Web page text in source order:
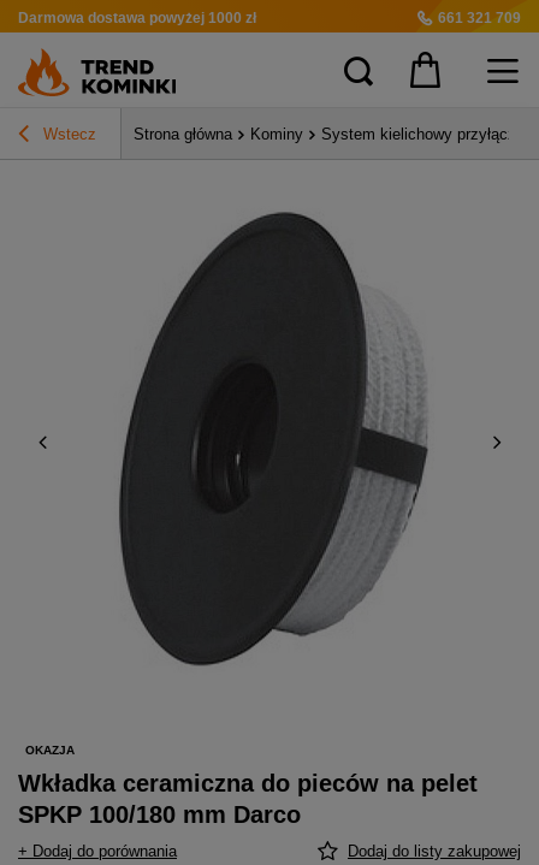
Darmowa dostawa powyżej 1000 zł 661 321 709
Wstecz Strona główna Kominy System kielichowy przyłącza
OKAZJA
Wkładka ceramiczna do pieców na pelet
SPKP 100/180 mm Darco
+ Dodaj do porównania Dodaj do listy zakupowej